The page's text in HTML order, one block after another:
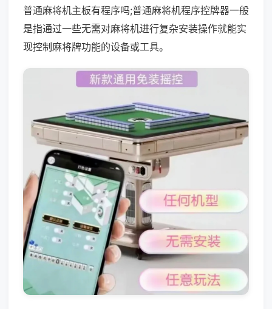
普通麻将机主板有程序吗;普通麻将机程序控牌器一般
是指通过一些无需对麻将机进行复杂安装操作就能实
现控制麻将牌功能的设备或工具。